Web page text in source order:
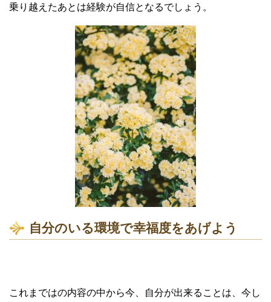
乗り越えたあとは経験が自信となるでしょう。
自分のいる環境で幸福度をあげよう
これまではの内容の中から今、自分が出来ることは、今し